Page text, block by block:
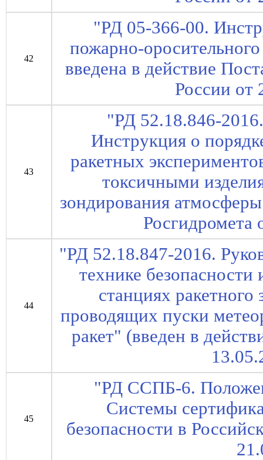
42
"РД 05-366-00.
пожарно-
введена в действие
России от
43
"РД 52.18.846-
Инструкция о
ракетных
токсичными
зондирования
Росгидромета
44
"РД 52.18.847-2016.
технике
станциях
проводящих пуски
ракет" (введен в
45
"РД ССПБ-6.
Системы
безопасности в